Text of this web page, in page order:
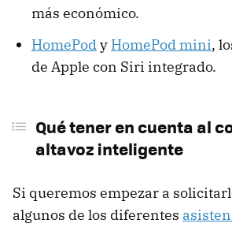
más económico.
HomePody HomePod mini,
de Apple con Siri integrado.
Qué tener en cuenta al
altavoz inteligente
Si queremos empezar a
algunos de los diferentes